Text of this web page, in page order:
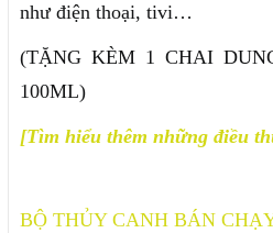
như điện thoại, tivi…
(TẶNG KÈM 1 CHAI
100ML)
[Tìm hiểu thêm những điều
BỘ THỦY CANH BÁN